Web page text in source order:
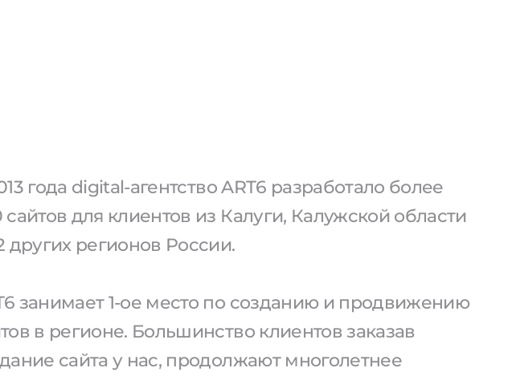
года digital-агентство ART6 разработало более
сайтов для клиентов из Калуги, Калужской области
других регионов России.
занимает 1-ое место по созданию и продвижению
в регионе. Большинство клиентов заказав
сайта у нас, продолжают многолетнее